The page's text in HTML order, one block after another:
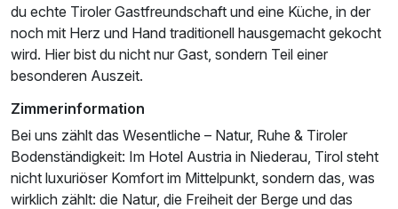
EZ Standard
1 Erwachsenen
du echte Tiroler Gastfreundschaft und eine Küche, in der
noch mit Herz und Hand traditionell hausgemacht gekocht
wird. Hier bist du nicht nur Gast, sondern Teil einer
besonderen Auszeit.
Zimmerinformation
Bei uns zählt das Wesentliche – Natur, Ruhe & Tiroler
Bodenständigkeit: Im Hotel Austria in Niederau, Tirol steht
nicht luxuriöser Komfort im Mittelpunkt, sondern das, was
wirklich zählt: die Natur, die Freiheit der Berge und das